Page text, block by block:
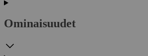
Ominaisuudet